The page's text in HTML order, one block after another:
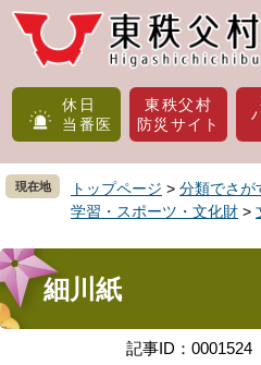
ペ
す
。
メ
し
て
へ
休日
当番医
東秩父村
防災サイト
現在地 トップページ > 分類でさが
学習・スポーツ・文化財 >
本
文
細川紙
記事ID：0001524